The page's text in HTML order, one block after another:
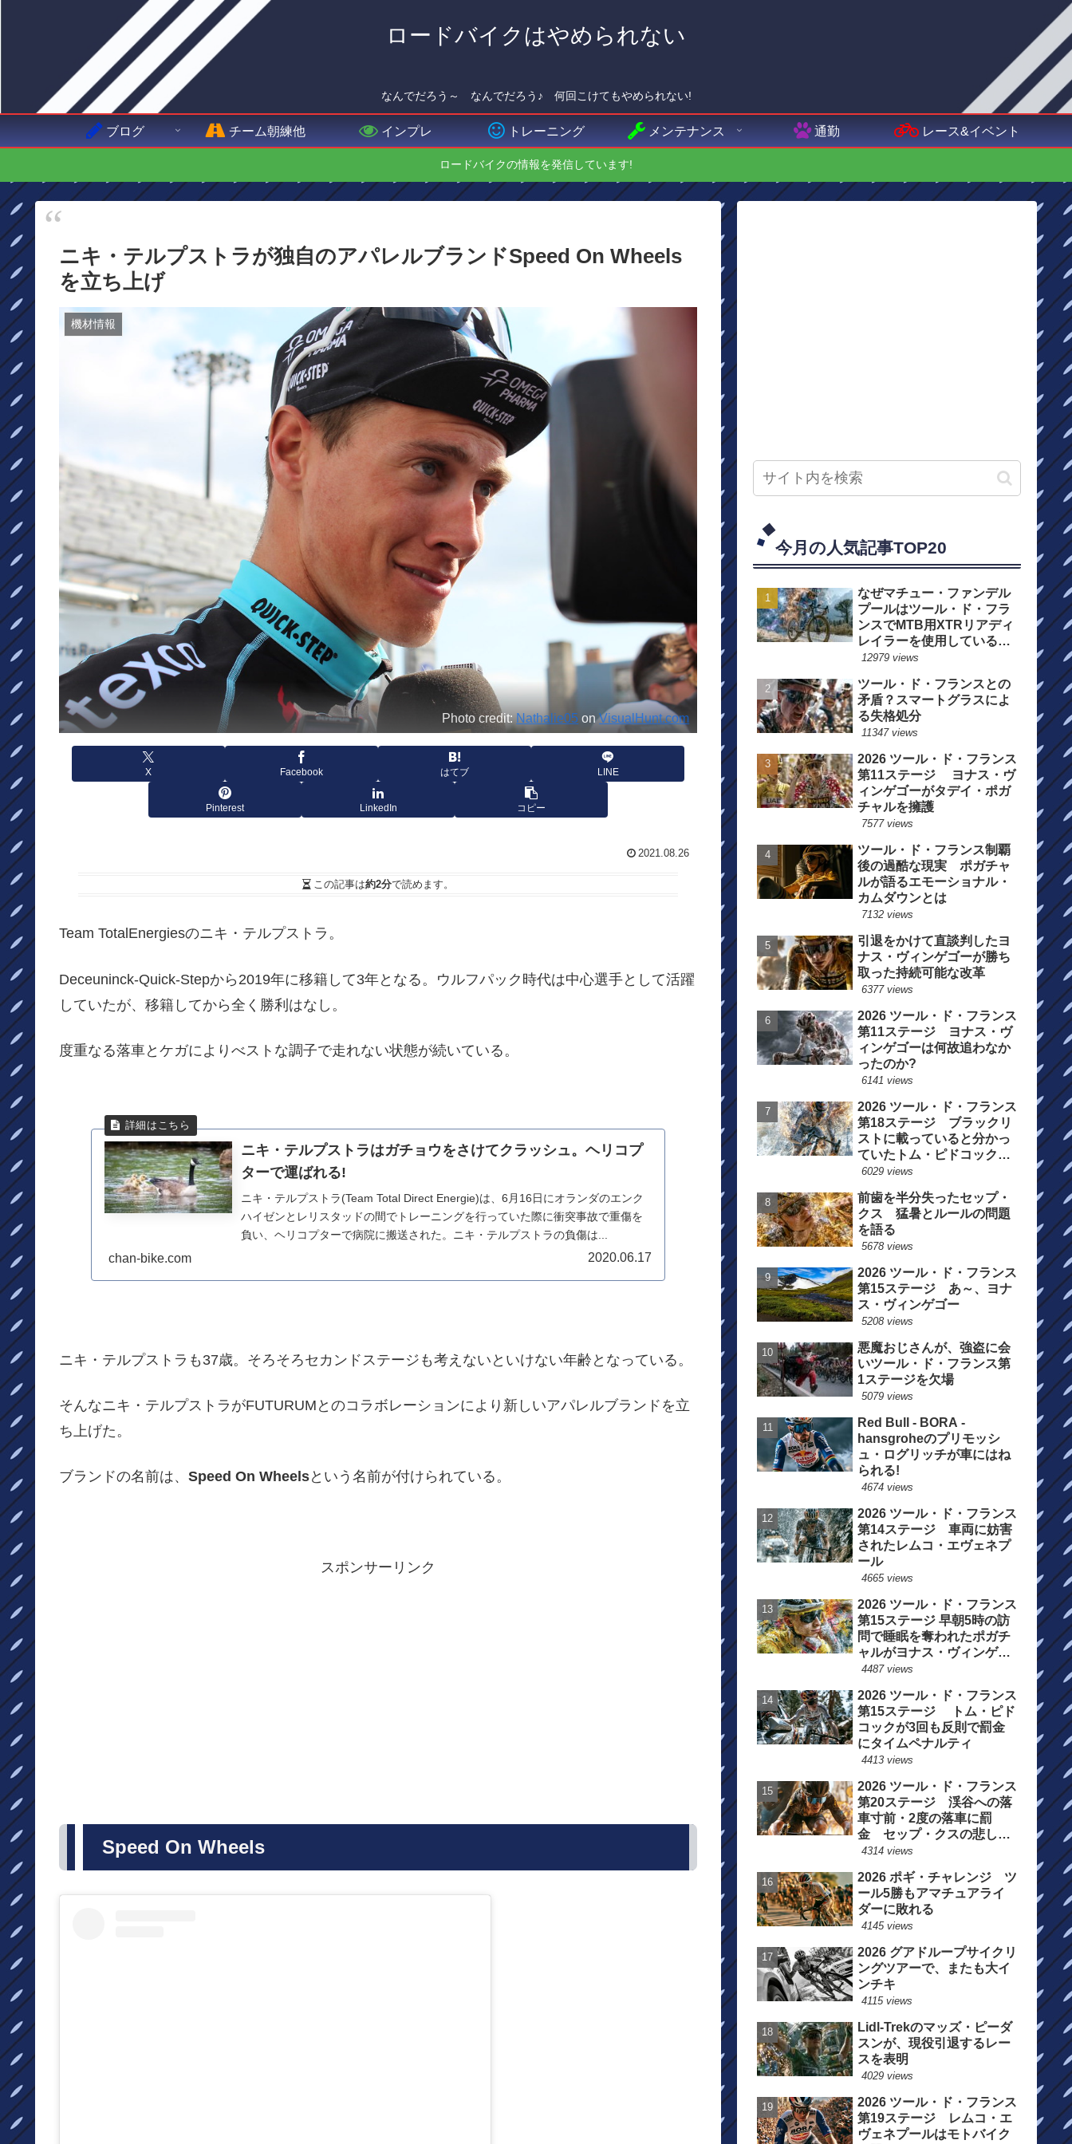
ロードバイクはやめられない
なんでだろう～ なんでだろう♪ 何回こけてもやめられない!
ブログ チーム朝練他 インプレ トレーニング メンテナンス 通勤 レース&イベント
ロードバイクの情報を発信しています!
ニキ・テルプストラが独自のアパレルブランドSpeed On Wheels
を立ち上げ
機材情報
Photo credit:Nathalie05 onVisualHunt.com
X Facebook はてブ LINE
Pinterest LinkedIn コピー
2021.08.26
この記事は約2分で読めます。
Team TotalEnergiesのニキ・テルプストラ。
Deceuninck-Quick-Stepから2019年に移籍して3年となる。ウルフパック時代は中心選手として活躍
していたが、移籍してから全く勝利はなし。
度重なる落車とケガによりべストな調子で走れない状態が続いている。
ニキ・テルプストラはガチョウをさけてクラッシュ。ヘリコプ
ターで運ばれる!
ニキ・テルプストラ(Team Total Direct Energie)は、6月16日にオランダのエンク
ハイゼンとレリスタッドの間でトレーニングを行っていた際に衝突事故で重傷を
負い、ヘリコプターで病院に搬送された。ニキ・テルプストラの負傷は...
chan-bike.com 2020.06.17
ニキ・テルプストラも37歳。そろそろセカンドステージも考えないといけない年齢となっている。
そんなニキ・テルプストラがFUTURUMとのコラボレーションにより新しいアパレルブランドを立
ち上げた。
ブランドの名前は、 Speed On Wheelsという名前が付けられている。
スポンサーリンク
Speed On Wheels
今月の人気記事TOP20
なぜマチュー・ファンデル
プールはツール・ド・フラ
ンスでMTB用XTRリアディ
レイラーを使用しているの
か？
12979 views
ツール・ド・フランスとの
矛盾？スマートグラスによ
る失格処分
11347 views
2026 ツール・ド・フランス
第11ステージ ヨナス・ヴ
ィンゲゴーがタデイ・ポガ
チャルを擁護
7577 views
ツール・ド・フランス制覇
後の過酷な現実 ポガチャ
ルが語るエモーショナル・
カムダウンとは
7132 views
引退をかけて直談判したヨ
ナス・ヴィンゲゴーが勝ち
取った持続可能な改革
6377 views
2026 ツール・ド・フランス
第11ステージ ヨナス・ヴ
ィンゲゴーは何故追わなか
ったのか?
6141 views
2026 ツール・ド・フランス
第18ステージ ブラックリ
ストに載っていると分かっ
ていたトム・ピドコックは
総合順位死守に
6029 views
前歯を半分失ったセップ・
クス 猛暑とルールの問題
を語る
5678 views
2026 ツール・ド・フランス
第15ステージ あ～、ヨナ
ス・ヴィンゲゴー
5208 views
悪魔おじさんが、強盗に会
いツール・ド・フランス第
1ステージを欠場
5079 views
Red Bull - BORA -
hansgroheのプリモッシ
ュ・ログリッチが車にはね
られる!
4674 views
2026 ツール・ド・フランス
第14ステージ 車両に妨害
されたレムコ・エヴェネプ
ール
4665 views
2026 ツール・ド・フランス
第15ステージ 早朝5時の訪
問で睡眠を奪われたポガチ
ャルがヨナス・ヴィンゲゴ
ーの離脱を惜しむ
4487 views
2026 ツール・ド・フランス
第15ステージ トム・ピド
コックが3回も反則で罰金
にタイムペナルティ
4413 views
2026 ツール・ド・フランス
第20ステージ 渓谷への落
車寸前・2度の落車に罰
金 セップ・クスの悲しい
一日
4314 views
2026 ポギ・チャレンジ ツ
ール5勝もアマチュアライ
ダーに敗れる
4145 views
2026 グアドループサイクリ
ングツアーで、またも大イ
ンチキ
4115 views
Lidl-Trekのマッズ・ピーダ
スンが、現役引退するレー
スを表明
4029 views
2026 ツール・ド・フランス
第19ステージ レムコ・エ
ヴェネプールはモトバイク